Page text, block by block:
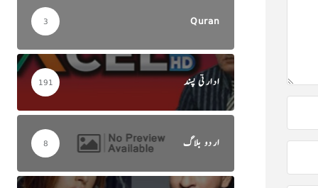
Quran
3
ادارتی پسند 191
اردو بلاگ 8